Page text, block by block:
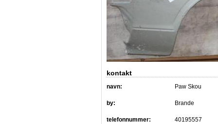
kontakt
navn: Paw Skou
by: Brande
telefonnummer: 40195557